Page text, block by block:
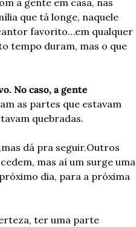
a gente em casa, nas
que tá longe, naquele
favorito…em qualquer
tempo duram, mas o que
No caso, a gente
as partes que estavam
quebradas.
mas dá pra seguir.Outros
mas aí um surge uma
dia, para a próxima
ter uma parte